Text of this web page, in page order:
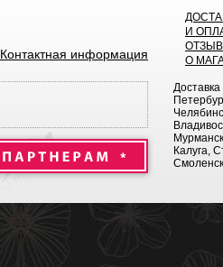
Контактная информация
И
О
Калуга,